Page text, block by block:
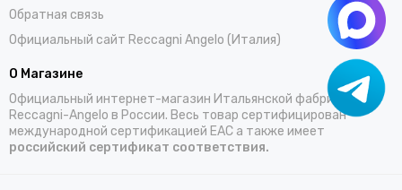
Обратная связь
Официальный сайт Reccagni Angelo (Италия)
О Магазине
Официальный интернет-магазин Итальянской фабрики
Reccagni-Angelo в России. Весь товар сертифицирован
международной сертификацией EAC а также имеет
российский сертификат соответствия.